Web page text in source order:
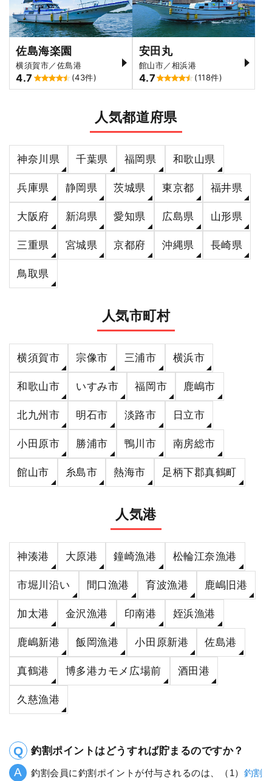
佐島海楽園
横須賀市／佐島港
4.7 (43件)
安田丸
館山市／相浜港
4.7 (118件)
人気都道府県
神奈川県 千葉県 福岡県 和歌山県
兵庫県 静岡県 茨城県 東京都 福井県
大阪府 新潟県 愛知県 広島県 山形県
三重県 宮城県 京都府 沖縄県 長崎県
鳥取県
人気市町村
横須賀市 宗像市 三浦市 横浜市
和歌山市 いすみ市 福岡市 鹿嶋市
北九州市 明石市 淡路市 日立市
小田原市 勝浦市 鴨川市 南房総市
館山市 糸島市 熱海市 足柄下郡真鶴町
人気港
神湊港 大原港 鐘崎漁港 松輪江奈漁港
市堀川沿い 間口漁港 育波漁港 鹿嶋旧港
加太港 金沢漁港 印南港 姪浜漁港
鹿嶋新港 飯岡漁港 小田原新港 佐島港
真鶴港 博多港カモメ広場前 酒田港
久慈漁港
釣割ポイントはどうすれば貯まるのですか？
釣割会員に釣割ポイントが付与されるのは、（1） 釣割